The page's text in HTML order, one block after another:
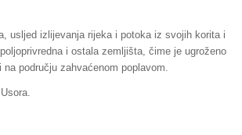
usljed izlijevanja rijeka i potoka iz svojih korita i
i ostala zemljišta, čime je ugroženo
području zahvaćenom poplavom.